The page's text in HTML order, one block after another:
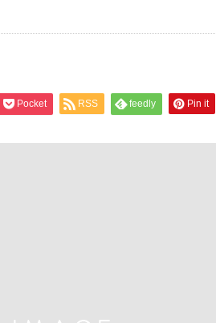
Pocket RSS feedly Pin it